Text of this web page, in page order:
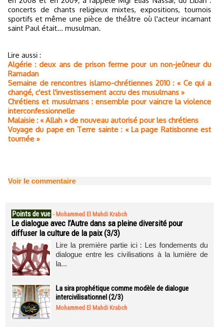
concerts de chants religieux mixtes, expositions, tournois
sportifs et même une pièce de théâtre où l'acteur incarnant
saint Paul était... musulman.
Lire aussi :
Algérie : deux ans de prison ferme pour un non-jeûneur du
Ramadan
Semaine de rencontres islamo-chrétiennes 2010 : « Ce qui a
changé, c'est l'investissement accru des musulmans »
Chrétiens et musulmans : ensemble pour vaincre la violence
interconfessionnelle
Malaisie : « Allah » de nouveau autorisé pour les chrétiens
Voyage du pape en Terre sainte : « La page Ratisbonne est
tournée »
Voir le commentaire
Points de vue - Mohammed El Mahdi Krabch
Le dialogue avec l’Autre dans sa pleine diversité pour
diffuser la culture de la paix (3/3)
Lire la première partie ici : Les fondements du
dialogue entre les civilisations à la lumière de
la...
La sira prophétique comme modèle de dialogue
intercivilisationnel (2/3)
Mohammed El Mahdi Krabch